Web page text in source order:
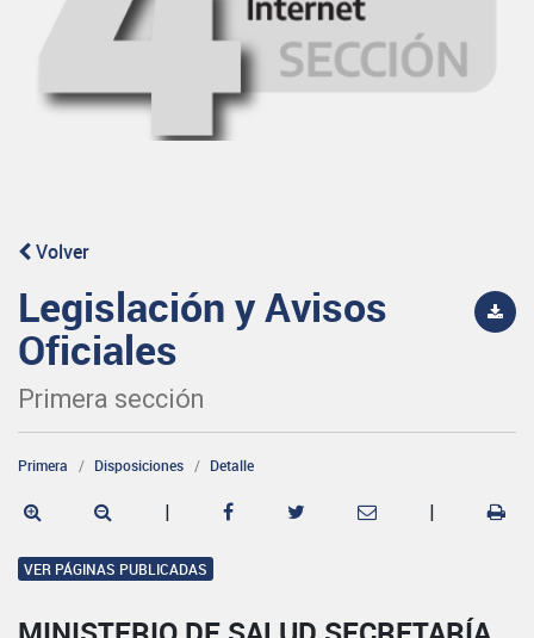
Volver
Legislación y Avisos
Oficiales
Primera sección
Primera Disposiciones Detalle
| |
VER PÁGINAS PUBLICADAS